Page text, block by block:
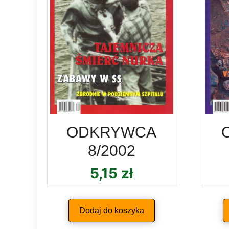
ODKRYWCA
8/2002
5,15 zł
Dodaj do koszyka